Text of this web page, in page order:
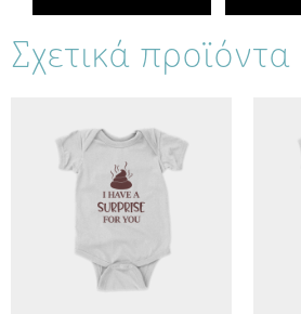
Σχετικά προϊόντα